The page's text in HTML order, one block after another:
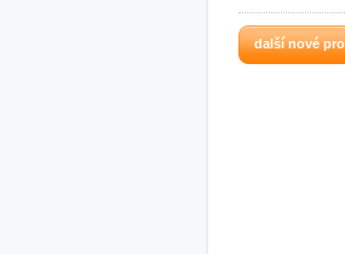
další nové